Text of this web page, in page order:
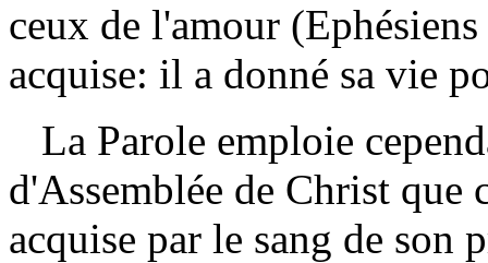
ceux de l'amour
acquise: il a donné sa vie
La Parole emploie
d'Assemblée de Christ
acquise par le sang de